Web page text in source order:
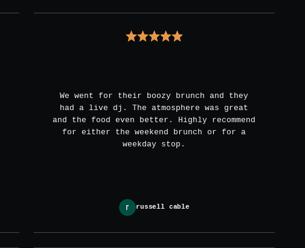
We went for their boozy brunch and they
had a live dj. The atmosphere was great
and the food even better. Highly recommend
for either the weekend brunch or for a
weekday stop.
russell cable